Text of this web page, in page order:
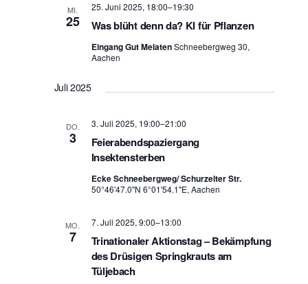
s
a
S
h
e
n
n
MI.
25 Was blüht denn da? KI für Pflanzen
25. Juni 2025, 18:00–19:30
Eingang Gut MelatenSchneebergweg 30,
Aachen
Juli 2025
DO.
3
Feierabendspaziergang
Insektensterben
3. Juli 2025, 19:00–21:00
Ecke Schneebergweg/ Schurzelter Str.
50°46'47.0"N 6°01'54.1"E, Aachen
MO.
7
Trinationaler Aktionstag – Bekämpfung
des Drüsigen Springkrauts am
Tüljebach
7. Juli 2025, 9:00–13:00